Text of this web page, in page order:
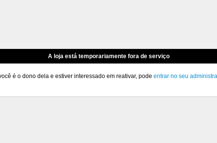
A loja está temporariamente fora de serviço
é o dono dela e estiver interessado em reativar, pode entrar no seu